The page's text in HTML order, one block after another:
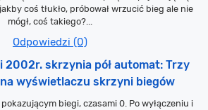
coś tłukło, próbował wrzucić bieg ale nie
mógł, coś takiego?...
Odpowiedzi (0)
skrzynia pół automat: Trzy
wyświetlaczu skrzyni biegów
biegi, czasami 0. Po wyłączeniu i